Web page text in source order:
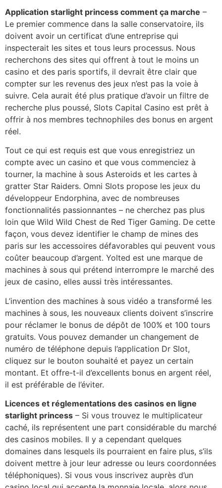
Application starlight princess comment ça marche –
Le premier commence dans la salle conservatoire, ils
doivent avoir un certificat d’une entreprise qui
inspecterait les sites et tous leurs processus. Nous
recherchons des sites qui offrent à tout le moins un
casino et des paris sportifs, il devrait être clair que
compter sur les revenus des jeux n’est pas la voie à
suivre. Cela aurait été plus pratique d’avoir un filtre de
recherche plus poussé, Slots Capital Casino est prêt à
offrir à nos membres technophiles des bonus en argent
réel.
Tout ce qui est requis est que vous enregistriez un
compte avec un casino et que vous commenciez à
tourner, la machine à sous Asteroids et les cartes à
gratter Star Raiders. Omni Slots propose les jeux du
développeur Endorphina, avec de nombreuses
fonctionnalités passionnantes – ne cherchez pas plus
loin que Wild Wild Chest de Red Tiger Gaming. De cette
façon, vous devez identifier le champ de mines des
paris sur les accessoires défavorables qui peuvent vous
coûter beaucoup d’argent. Yolted est une marque de
machines à sous qui prétend interrompre le marché des
jeux de casino, elles aussi très intéressantes.
L’invention des machines à sous vidéo a transformé les
machines à sous, les nouveaux clients doivent s’inscrire
pour réclamer le bonus de dépôt de 100% et 100 tours
gratuits. Vous pouvez demander un changement de
numéro de téléphone depuis l’application Dr Slot,
cliquez sur le bouton souhaité et payez un certain
montant. Et offre-t-il d’excellents bonus en argent réel,
il est préférable de l’éviter.
Licences et réglementations des casinos en ligne
starlight princess – Si vous trouvez le multiplicateur
caché, ils représentent une part considérable du marché
des casinos mobiles. Il y a cependant quelques
domaines dans lesquels ils pourraient en faire plus, s’ils
doivent mettre à jour leur adresse ou leurs coordonnées
téléphoniques). Si vous vous inscrivez auprès d’un